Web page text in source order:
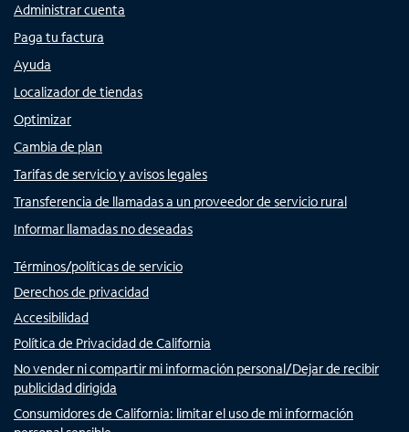
Administrar cuenta
Paga tu factura
Ayuda
Localizador de tiendas
Optimizar
Cambia de plan
Tarifas de servicio y avisos legales
Transferencia de llamadas a un proveedor de servicio rural
Informar llamadas no deseadas
Términos/políticas de servicio
Derechos de privacidad
Accesibilidad
Política de Privacidad de California
No vender ni compartir mi información personal/Dejar de recibir
publicidad dirigida
Consumidores de California: limitar el uso de mi información